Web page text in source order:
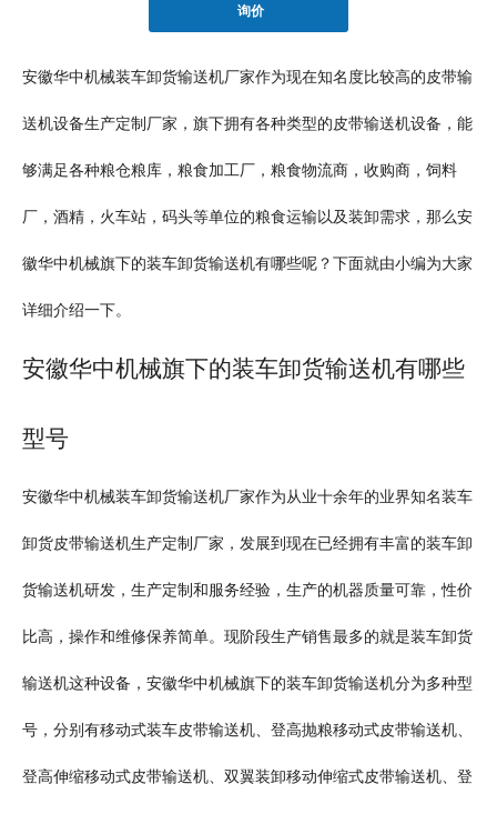
询价
安徽华中机械装车卸货输送机厂家作为现在知名度比较高的皮带输
送机设备生产定制厂家，旗下拥有各种类型的皮带输送机设备，能
够满足各种粮仓粮库，粮食加工厂，粮食物流商，收购商，饲料
厂，酒精，火车站，码头等单位的粮食运输以及装卸需求，那么安
徽华中机械旗下的装车卸货输送机有哪些呢？下面就由小编为大家
详细介绍一下。
安徽华中机械旗下的装车卸货输送机有哪些
型号
安徽华中机械装车卸货输送机厂家作为从业十余年的业界知名装车
卸货皮带输送机生产定制厂家，发展到现在已经拥有丰富的装车卸
货输送机研发，生产定制和服务经验，生产的机器质量可靠，性价
比高，操作和维修保养简单。现阶段生产销售最多的就是装车卸货
输送机这种设备，安徽华中机械旗下的装车卸货输送机分为多种型
号，分别有移动式装车皮带输送机、登高抛粮移动式皮带输送机、
登高伸缩移动式皮带输送机、双翼装卸移动伸缩式皮带输送机、登